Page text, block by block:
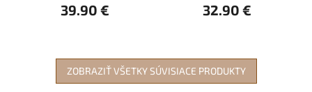
39.90 € 32.90 €
ZOBRAZIŤ VŠETKY SÚVISIACE PRODUKTY